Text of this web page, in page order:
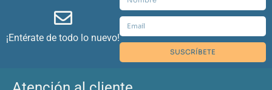
¡Entérate de todo lo nuevo!
SUSCRÍBETE